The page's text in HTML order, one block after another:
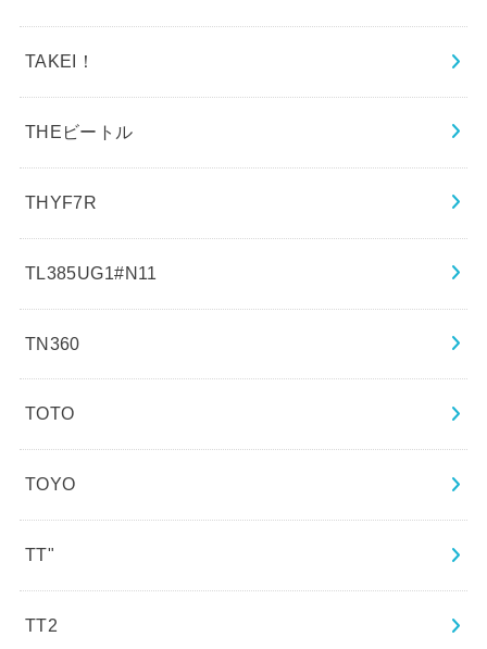
TAKEI！
THEビートル
THYF7R
TL385UG1#N11
TN360
TOTO
TOYO
TT"
TT2